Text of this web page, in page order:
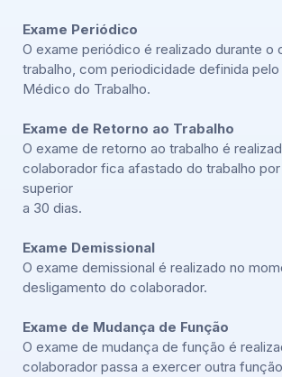
Exame Periódico
O exame periódico é realizado durante o
trabalho, com periodicidade definida pelo
Médico do Trabalho.
Exame de Retorno ao Trabalho
O exame de retorno ao trabalho é
colaborador fica afastado do trabalho
superior
a 30 dias.
Exame Demissional
O exame demissional é realizado no
desligamento do colaborador.
Exame de Mudança de Função
O exame de mudança de função é
colaborador passa a exercer outra